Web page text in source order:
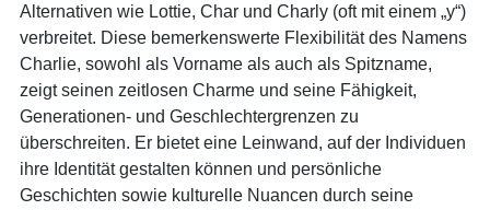
Alternativen wie Lottie, Char und Charly (oft mit einem „y“)
verbreitet. Diese bemerkenswerte Flexibilität des Namens
Charlie, sowohl als Vorname als auch als Spitzname,
zeigt seinen zeitlosen Charme und seine Fähigkeit,
Generationen- und Geschlechtergrenzen zu
überschreiten. Er bietet eine Leinwand, auf der Individuen
ihre Identität gestalten können und persönliche
Geschichten sowie kulturelle Nuancen durch seine